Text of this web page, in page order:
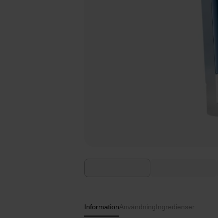
InformationAnvändning Ingredienser